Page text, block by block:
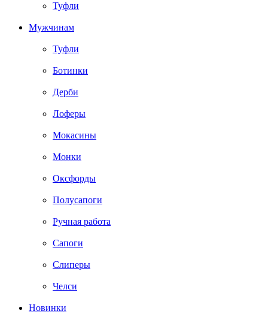
Туфли
Мужчинам
Туфли
Ботинки
Дерби
Лоферы
Мокасины
Монки
Оксфорды
Полусапоги
Ручная работа
Сапоги
Слиперы
Челси
Новинки